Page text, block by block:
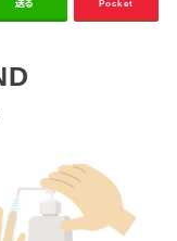
送る Pocket